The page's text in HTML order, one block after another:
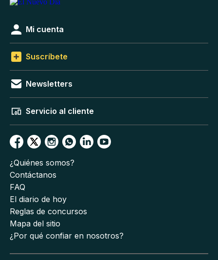
Mi cuenta
Suscríbete
Newsletters
Servicio al cliente
¿Quiénes somos?
Contáctanos
FAQ
El diario de hoy
Reglas de concursos
Mapa del sitio
¿Por qué confiar en nosotros?